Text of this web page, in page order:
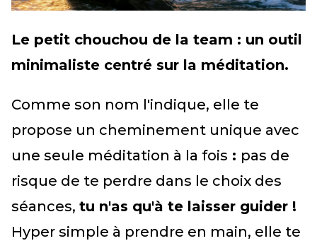
Le petit chouchou de la team : un outil
minimaliste centré sur la méditation.
Comme son nom l'indique, elle te
propose un cheminement unique avec
une seule méditation à la fois : pas de
risque de te perdre dans le choix des
séances, tu n'as qu'à te laisser guider !
Hyper simple à prendre en main, elle te